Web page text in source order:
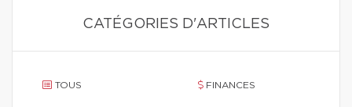
CATÉGORIES D'ARTICLES
TOUS FINANCES